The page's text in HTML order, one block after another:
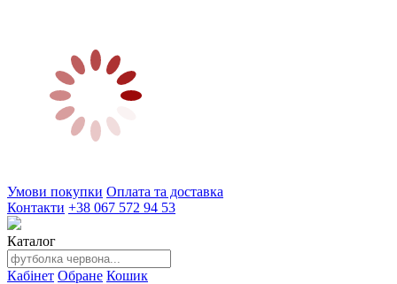
Умови покупки Оплата та доставка
Контакти +38 067 572 94 53
Каталог
Кабінет Обране Кошик